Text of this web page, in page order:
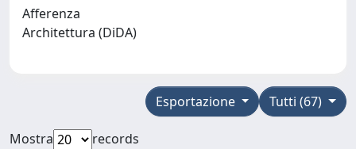
Afferenza
Architettura (DiDA)
Tutti (67)
Esportazione
Mostra
records